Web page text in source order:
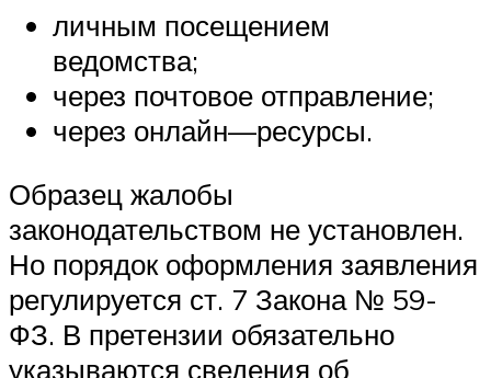
личным посещением
ведомства;
через почтовое отправление;
через онлайн—ресурсы.
Образец жалобы
законодательством не установлен.
Но порядок оформления заявления
регулируется ст. 7 Закона № 59-
ФЗ. В претензии обязательно
указываются сведения об